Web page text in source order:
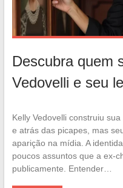
Descubra quem
Vedovelli e seu
Kelly Vedovelli construiu
e atrás das picapes, mas
aparição na mídia. A
poucos assuntos que a ex-
publicamente. Entender…